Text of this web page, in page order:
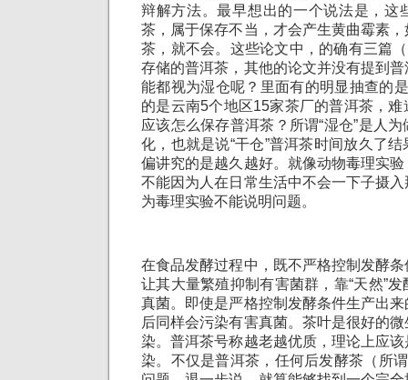
辩解方法。最早想出的一个说法是，这
茶，属于保存不当，才会产生黄曲霉素
茶，就不会。这些论文中，的确有三篇
存储的普洱茶，其他的论文并没有提到
能都视为湿仓呢？里面有的明显抽查的
的是云南5个地区15家茶厂的普洱茶，
应该怎么保存普洱茶？所谓“湿仓”是人
化，也就是说“干仓”普洱茶时间放久了
偏讲究的是越久越好。就像动物毒理实
不能因为人在日常生活中不会一下子摄
为毒理实验不能说明问题。
在食品发酵过程中，既不严格控制发酵
让其大量繁殖抑制有害菌群，靠“天然”
真菌。即使是严格控制发酵条件生产出
后同样会污染有害真菌。茶叶是很好的
染。普洱茶号称越老越优质，理论上应
染。不仅是普洱茶，任何后发酵茶（所